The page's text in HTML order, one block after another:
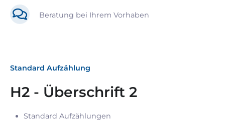
Beratung bei Ihrem Vorhaben
Standard Aufzählung
H2 - Überschrift 2
Standard Aufzählungen